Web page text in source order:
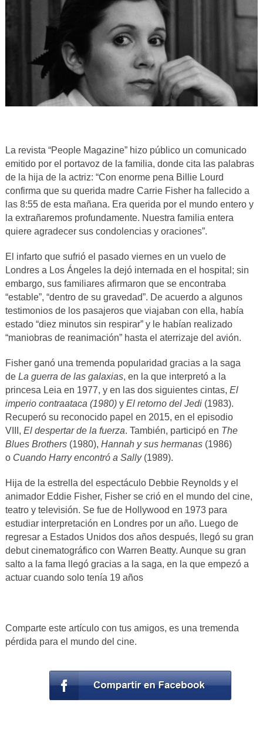
La revista “People Magazine” hizo público un comunicado
emitido por el portavoz de la familia, donde cita las palabras
de la hija de la actriz: “Con enorme pena Billie Lourd
confirma que su querida madre Carrie Fisher ha fallecido a
las 8:55 de esta mañana. Era querida por el mundo entero y
la extrañaremos profundamente. Nuestra familia entera
quiere agradecer sus condolencias y oraciones”.
El infarto que sufrió el pasado viernes en un vuelo de
Londres a Los Ángeles la dejó internada en el hospital; sin
embargo, sus familiares afirmaron que se encontraba
“estable”, “dentro de su gravedad”. De acuerdo a algunos
testimonios de los pasajeros que viajaban con ella, había
estado “diez minutos sin respirar” y le habían realizado
“maniobras de reanimación” hasta el aterrizaje del avión.
Fisher ganó una tremenda popularidad gracias a la saga
de La guerra de las galaxias, en la que interpretó a la
princesa Leia en 1977, y en las dos siguientes cintas, El
imperio contraataca (1980)y El retorno del Jedi (1983).
Recuperó su reconocido papel en 2015, en el episodio
VIII, El despertar de la fuerza. También, participó en The
Blues Brothers (1980), Hannah y sus hermanas(1986)
o Cuando Harry encontró a Sally (1989).
Hija de la estrella del espectáculo Debbie Reynolds y el
animador Eddie Fisher, Fisher se crió en el mundo del cine,
teatro y televisión. Se fue de Hollywood en 1973 para
estudiar interpretación en Londres por un año. Luego de
regresar a Estados Unidos dos años después, llegó su gran
debut cinematográfico con Warren Beatty. Aunque su gran
salto a la fama llegó gracias a la saga, en la que empezó a
actuar cuando solo tenía 19 años
Comparte este artículo con tus amigos, es una tremenda
pérdida para el mundo del cine.